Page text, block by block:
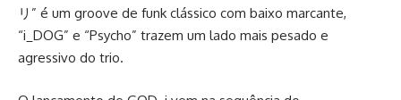
リ” é um groove de funk clássico com baixo marcante,
“i_DOG” e “Psycho” trazem um lado mais pesado e
agressivo do trio.